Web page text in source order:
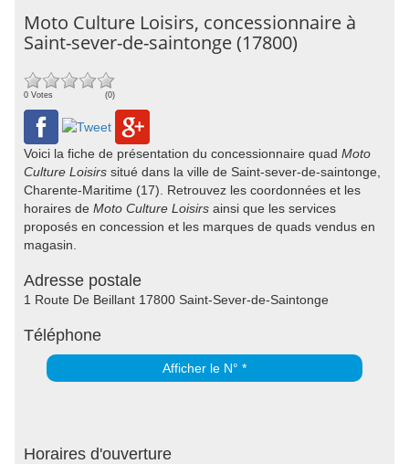
Moto Culture Loisirs, concessionnaire à
Saint-sever-de-saintonge (17800)
0 Votes (0)
Voici la fiche de présentation du concessionnaire quad Moto
Culture Loisirs situé dans la ville de Saint-sever-de-saintonge,
Charente-Maritime (17). Retrouvez les coordonnées et les
horaires de Moto Culture Loisirs ainsi que les services
proposés en concession et les marques de quads vendus en
magasin.
Adresse postale
1 Route De Beillant 17800 Saint-Sever-de-Saintonge
Téléphone
Afficher le N° *
Horaires d'ouverture